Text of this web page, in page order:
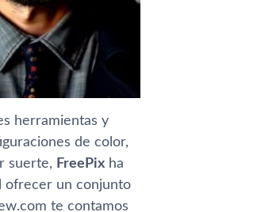
herramientas y
de color,
suerte, FreePix ha
ofrecer un conjunto
te contamos